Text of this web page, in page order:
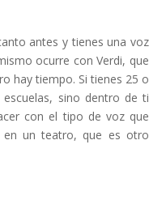
antes y tienes una voz
ocurre con Verdi, que
hay tiempo. Si tienes 25 o
sino dentro de ti
con el tipo de voz que
en un teatro, que es otro